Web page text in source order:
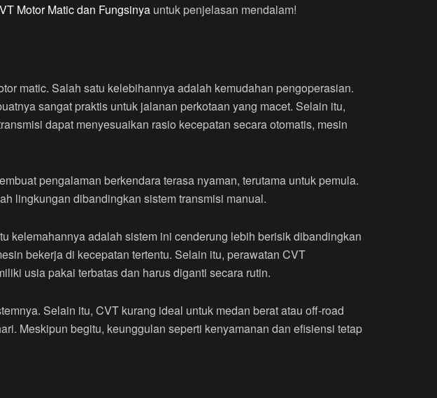
Motor Matic dan Fungsinya untuk penjelasan mendalam!
matic. Salah satu kelebihannya adalah kemudahan pengoperasian.
sangat praktis untuk jalanan perkotaan yang macet. Selain itu,
dapat menyesuaikan rasio kecepatan secara otomatis, mesin
pengalaman berkendara terasa nyaman, terutama untuk pemula.
lingkungan dibandingkan sistem transmisi manual.
kelemahannya adalah sistem ini cenderung lebih berisik dibandingkan
bekerja di kecepatan tertentu. Selain itu, perawatan CVT
usia pakai terbatas dan harus diganti secara rutin.
Selain itu, CVT kurang ideal untuk medan berat atau off-road
Meskipun begitu, keunggulan seperti kenyamanan dan efisiensi tetap